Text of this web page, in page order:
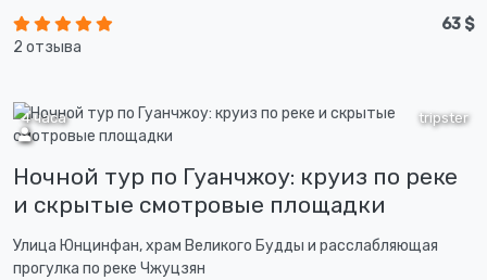
2 отзыва
63 $
tripster
4 часа
Ночной тур по Гуанчжоу: круиз по реке
и скрытые смотровые площадки
Улица Юнцинфан, храм Великого Будды и расслабляющая
прогулка по реке Чжуцзян